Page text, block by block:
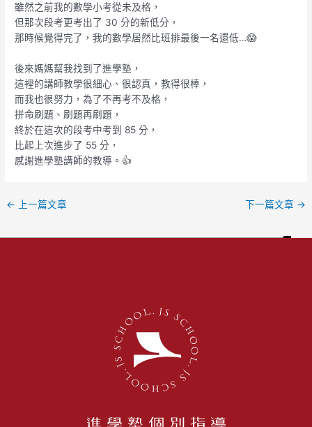
雖然之前我的數學小考從未及格，
但那次段考更考出了 30 分的新低分，
那時候覺得完了，我的數學居然比班排最後一名還低…😱
後來媽媽幫我找到了進學塾，
這裡的講師教學很細心、很認真，教得很棒，
而我也很努力，為了不再考不及格，
拼命刷題、刷題再刷題，
終於在這次的段考中考到 85 分，
比起上次進步了 55 分，
感謝進學塾講師的教導。👍
← 上一篇文章 下一篇文章 →